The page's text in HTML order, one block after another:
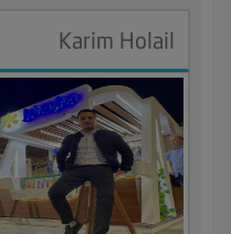
Karim Holail